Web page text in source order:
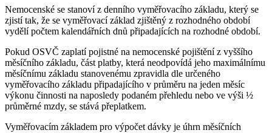
Nemocenské se stanoví z denního vyměřovacího základu, který se
zjistí tak, že se vyměřovací základ zjištěný z rozhodného období
vydělí počtem kalendářních dnů připadajících na rozhodné období.
Pokud OSVČ zaplatí pojistné na nemocenské pojištění z vyššího
měsíčního základu, část platby, která neodpovídá jeho maximálnímu
měsíčnímu základu stanovenému zpravidla dle určeného
vyměřovacího základu připadajícího v průměru na jeden měsíc
výkonu činnosti na naposledy podaném přehledu nebo ve výši ½
průměrné mzdy, se stává přeplatkem.
Vyměřovacím základem pro výpočet dávky je úhrn měsíčních